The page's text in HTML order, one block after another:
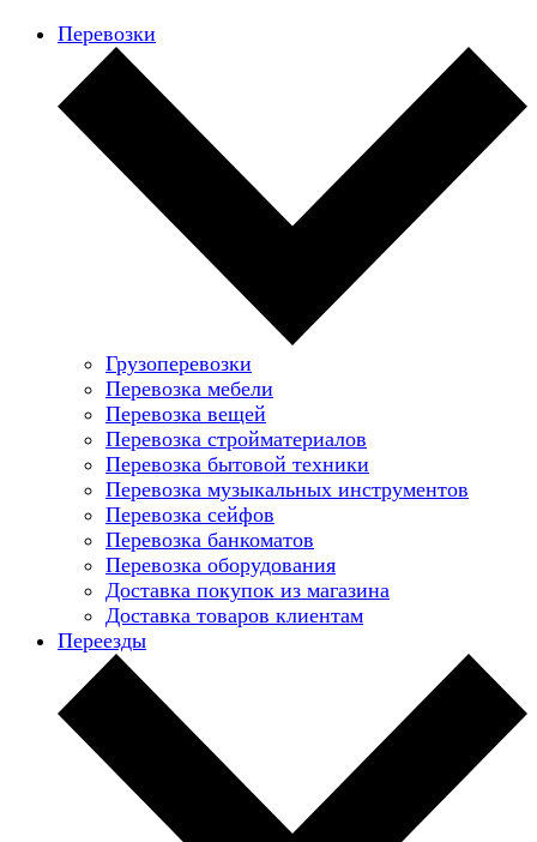
Перевозки
Грузоперевозки
Перевозка мебели
Перевозка вещей
Перевозка стройматериалов
Перевозка бытовой техники
Перевозка музыкальных инструментов
Перевозка сейфов
Перевозка банкоматов
Перевозка оборудования
Доставка покупок из магазина
Доставка товаров клиентам
Переезды